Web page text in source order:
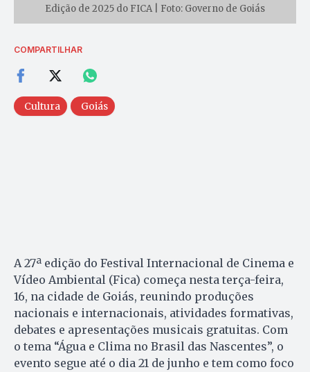
Edição de 2025 do FICA | Foto: Governo de Goiás
COMPARTILHAR
Cultura Goiás
A 27ª edição do Festival Internacional de Cinema e
Vídeo Ambiental (Fica) começa nesta terça-feira,
16, na cidade de Goiás, reunindo produções
nacionais e internacionais, atividades formativas,
debates e apresentações musicais gratuitas. Com
o tema “Água e Clima no Brasil das Nascentes”, o
evento segue até o dia 21 de junho e tem como foco